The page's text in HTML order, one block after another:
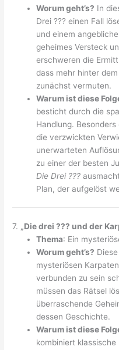
Worum geht’s? In
Drei ??? einen Fall
und einem
geheimes Versteck
erschweren die
dass mehr hinter
zunächst vermuten.
Warum ist diese
besticht durch die
Handlung.
die verzwickten
unerwarteten
zu einer der besten
Die Drei ???
Plan, der aufgelöst
7. „Die drei ??? und der
Thema: Ein
Worum geht’s?
mysteriösen
verbunden zu sein
müssen das Rätsel
überraschende
dessen Geschichte.
Warum ist diese
kombiniert